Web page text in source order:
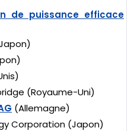
de puissance efficace
(Royaume-Uni)
(Allemagne)
Corporation (Japon)